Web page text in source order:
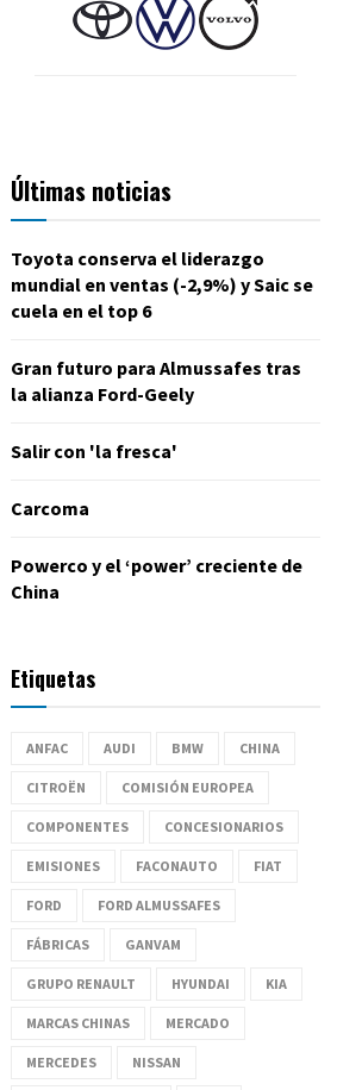
Últimas noticias
Toyota conserva el liderazgo
mundial en ventas (-2,9%) y Saic se
cuela en el top 6
Gran futuro para Almussafes tras
la alianza Ford-Geely
Salir con 'la fresca'
Carcoma
Powerco y el ‘power’ creciente de
China
Etiquetas
ANFAC AUDI BMW CHINA
CITROËN COMISIÓN EUROPEA
COMPONENTES CONCESIONARIOS
EMISIONES FACONAUTO FIAT
FORD FORD ALMUSSAFES
FÁBRICAS GANVAM
GRUPO RENAULT HYUNDAI KIA
MARCAS CHINAS MERCADO
MERCEDES NISSAN